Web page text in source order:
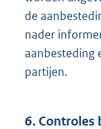
de
nader
aanbesteding
partijen.
6. Controles